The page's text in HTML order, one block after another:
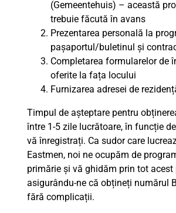
(Gemeentehuis) – această
trebuie făcută în avans
Prezentarea personală la
pașaportul/buletinul și
Completarea formularelor de
oferite la fața locului
Furnizarea adresei de
Timpul de așteptare pentru
între 1-5 zile lucrătoare, în funcție
vă înregistrați. Ca sudor care
Eastmen, noi ne ocupăm de
primărie și vă ghidăm prin tot acest
asigurându-ne că obțineți numărul
fără complicații.